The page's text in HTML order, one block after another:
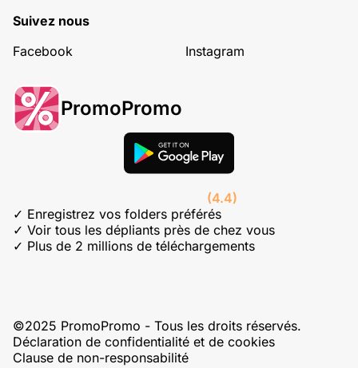
Suivez nous
Facebook
Instagram
PromoPromo
(4.4)
✓ Enregistrez vos folders préférés
✓ Voir tous les dépliants près de chez vous
✓ Plus de 2 millions de téléchargements
©2025 PromoPromo - Tous les droits réservés.
Déclaration de confidentialité et de cookies
Clause de non-responsabilité